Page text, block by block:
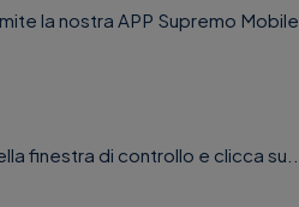
la nostra APP Supremo Mobile
finestra di controllo e clicca su...